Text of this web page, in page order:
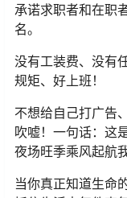
承诺求职者和在职
名。
没有工装费、没有
规矩、好上班！
不想给自己打广告
吹嘘！一句话：这
夜场旺季乘风起航
当你真正知道生命